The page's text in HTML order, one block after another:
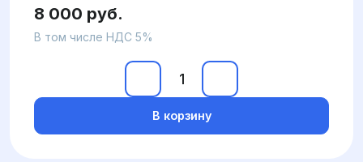
8 000 руб.
В том числе НДС 5%
В корзину